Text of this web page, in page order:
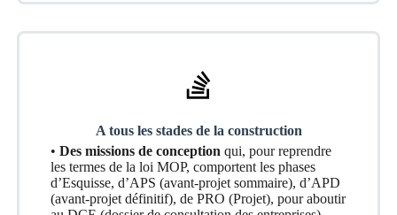
A tous les stades de la construction
• Des missions de conception qui, pour reprendre
les termes de la loi MOP, comportent les phases
d’Esquisse, d’APS (avant-projet sommaire), d’APD
(avant-projet définitif), de PRO (Projet), pour aboutir